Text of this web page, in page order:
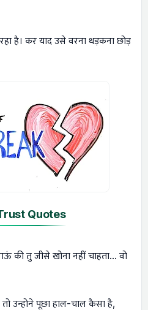
है। कर याद उसे वरना धड़कना छोड़
Quotes
की तु जीसे खोना नहीं चाहता… वो
उन्होने पूछा हाल-चाल कैसा है,